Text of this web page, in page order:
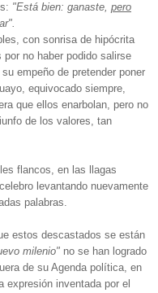
"Está bien: ganaste, pero
con sonrisa de hipócrita
no haber podido salirse
empeño de pretender poner
equivocado siempre,
que ellos enarbolan, pero no
de los valores, tan
flancos, en las llagas
levantando nuevamente
palabras.
estos descastados se están
milenio" no se han logrado
de su Agenda política, en
expresión inventada por el